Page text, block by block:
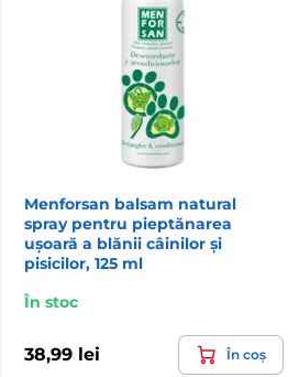
Menforsan balsam natural
spray pentru pieptănarea
ușoară a blănii câinilor și
pisicilor, 125 ml
În stoc
38,99 lei În coș